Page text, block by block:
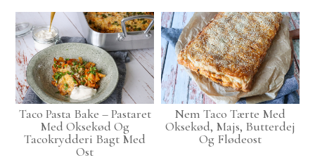
Taco Pasta Bake – Pastaret
Med Oksekød Og
Tacokrydderi Bagt Med
Ost
Nem Taco Tærte Med
Oksekød, Majs, Butterdej
Og Flødeost